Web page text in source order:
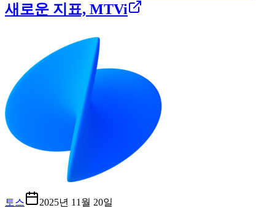
새로운 지표, MTVi
토스 2025년 11월 20일